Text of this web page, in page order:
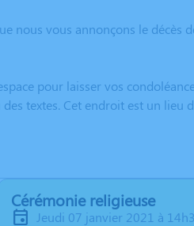
nous vous annonçons le
pour laisser vos
textes. Cet endroit est un
Cérémonie religieuse
jeudi 07 janvier 2021 à